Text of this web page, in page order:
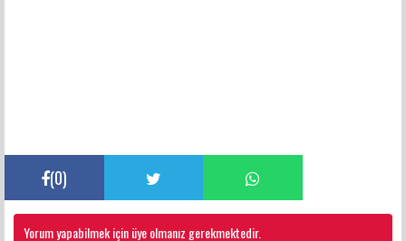
(0)
Yorum yapabilmek için üye olmanız gerekmektedir.